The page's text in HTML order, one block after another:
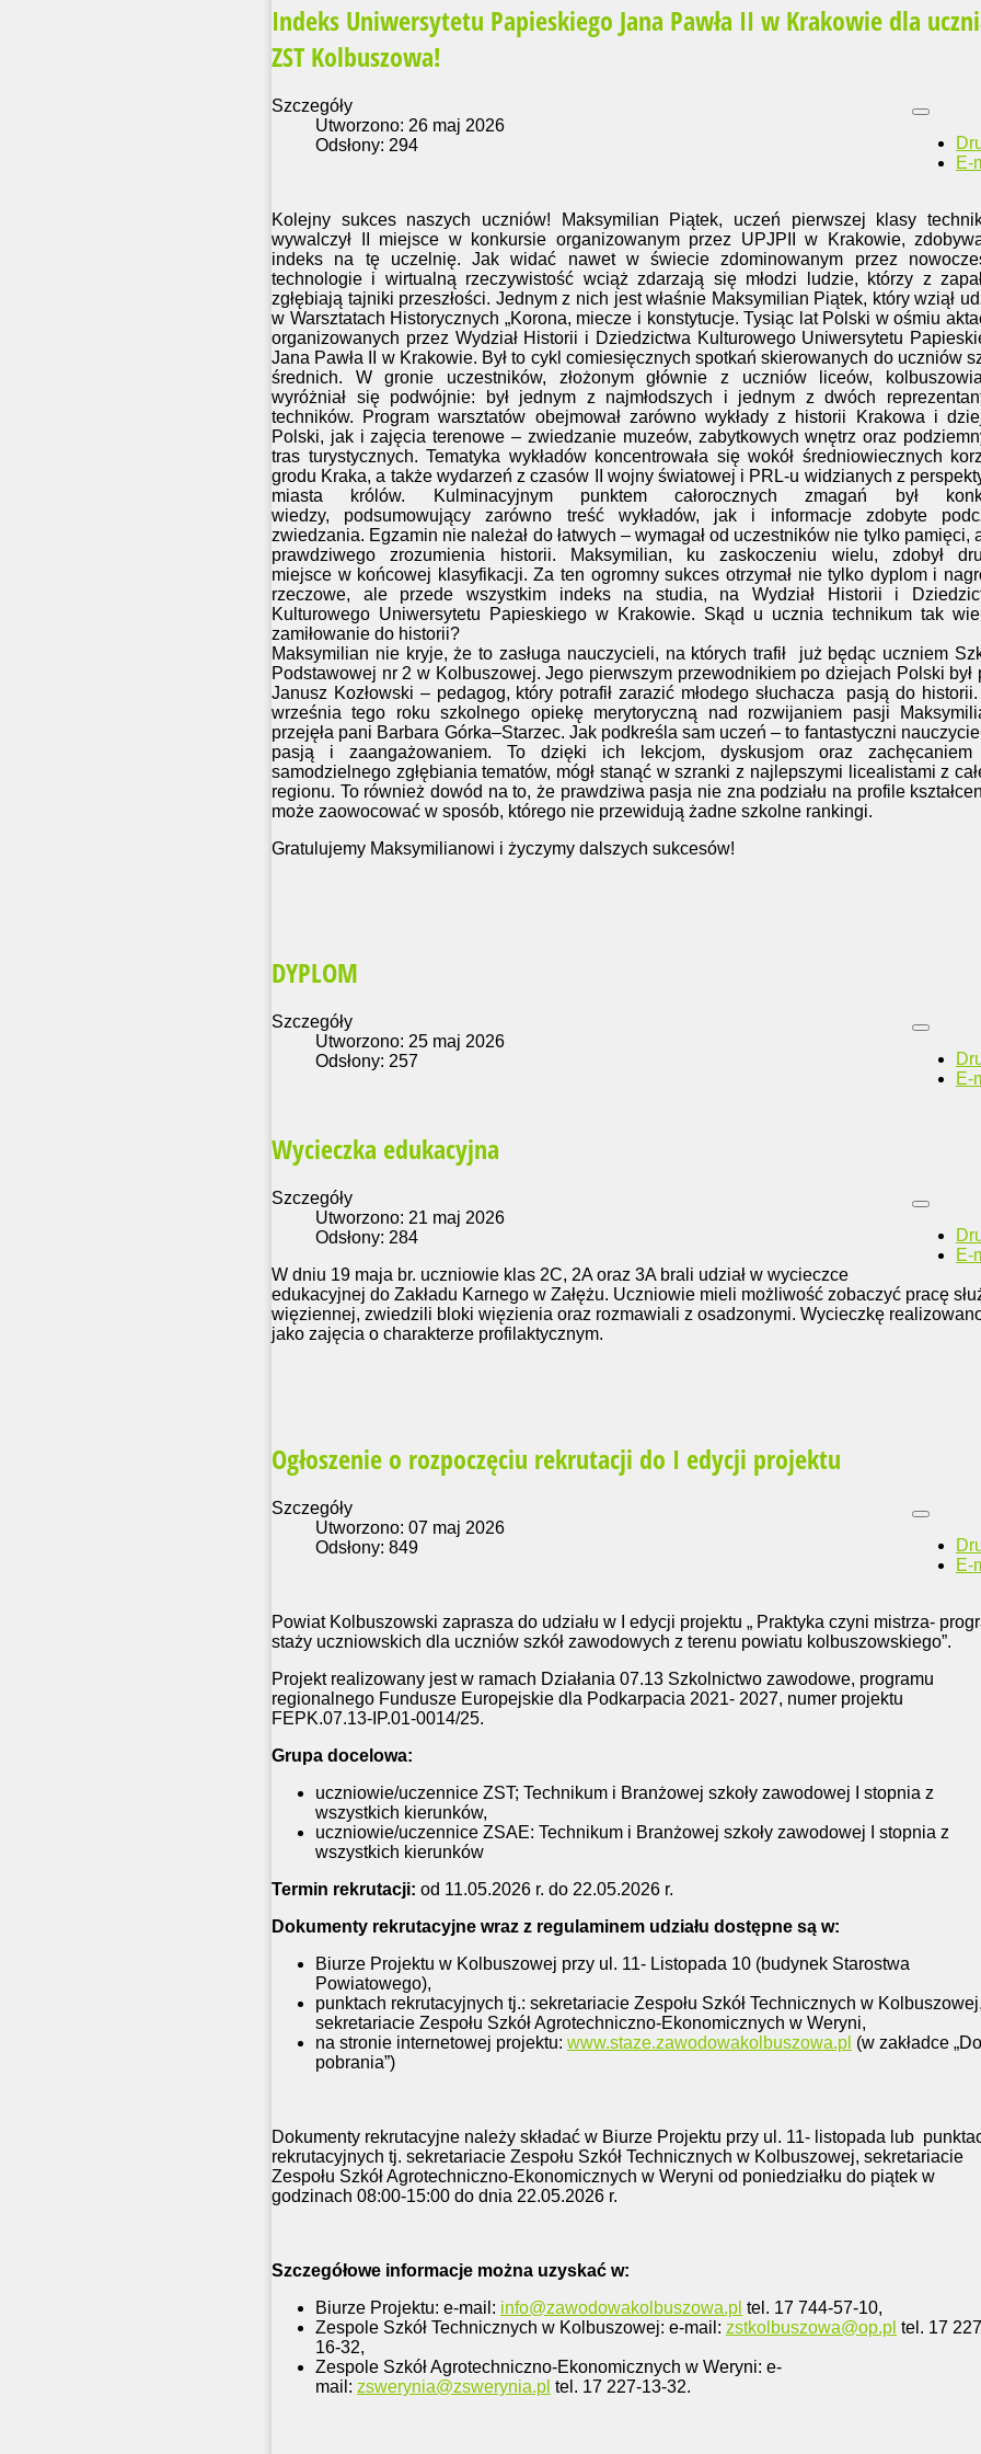
Indeks Uniwersytetu Papieskiego Jana Pawła II w Krakowie dla
ZST Kolbuszowa!
E-
Szczegóły
Utworzono: 26 maj 2026
Odsłony: 294
Kolejny sukces naszych uczniów! Maksymilian Piątek, uczeń pierwszej klasy
wywalczył II miejsce w konkursie organizowanym przez UPJPII w Krakowie,
indeks na tę uczelnię. Jak widać nawet w świecie zdominowanym przez
technologie i wirtualną rzeczywistość wciąż zdarzają się młodzi ludzie, którzy z
zgłębiają tajniki przeszłości. Jednym z nich jest właśnie Maksymilian Piątek, który wziął
w Warsztatach Historycznych „Korona, miecze i konstytucje. Tysiąc lat Polski w ośmiu
organizowanych przez Wydział Historii i Dziedzictwa Kulturowego Uniwersytetu
Jana Pawła II w Krakowie. Był to cykl comiesięcznych spotkań skierowanych do uczniów
średnich. W gronie uczestników, złożonym głównie z uczniów liceów,
wyróżniał się podwójnie: był jednym z najmłodszych i jednym z dwóch
techników. Program warsztatów obejmował zarówno wykłady z historii Krakowa i
Polski, jak i zajęcia terenowe – zwiedzanie muzeów, zabytkowych wnętrz oraz
tras turystycznych. Tematyka wykładów koncentrowała się wokół średniowiecznych
grodu Kraka, a także wydarzeń z czasów II wojny światowej i PRL-u widzianych z
miasta królów. Kulminacyjnym punktem całorocznych zmagań był
wiedzy, podsumowujący zarówno treść wykładów, jak i informacje zdobyte
zwiedzania. Egzamin nie należał do łatwych – wymagał od uczestników nie tylko pamięci,
prawdziwego zrozumienia historii. Maksymilian, ku zaskoczeniu wielu, zdobył
miejsce w końcowej klasyfikacji. Za ten ogromny sukces otrzymał nie tylko dyplom i
rzeczowe, ale przede wszystkim indeks na studia, na Wydział Historii i
Kulturowego Uniwersytetu Papieskiego w Krakowie. Skąd u ucznia technikum tak
zamiłowanie do historii?
Maksymilian nie kryje, że to zasługa nauczycieli, na których trafił
już będąc uczniem
Podstawowej nr 2 w Kolbuszowej. Jego pierwszym przewodnikiem po dziejach Polski był
Janusz Kozłowski – pedagog, który potrafił zarazić młodego słuchacza
pasją do historii.
września tego roku szkolnego opiekę merytoryczną nad rozwijaniem pasji
przejęła pani Barbara Górka–Starzec. Jak podkreśla sam uczeń – to fantastyczni
pasją i zaangażowaniem. To dzięki ich lekcjom, dyskusjom oraz
samodzielnego zgłębiania tematów, mógł stanąć w szranki z najlepszymi licealistami z
regionu. To również dowód na to, że prawdziwa pasja nie zna podziału na profile
może zaowocować w sposób, którego nie przewidują żadne szkolne rankingi.
Gratulujemy Maksymilianowi i życzymy dalszych sukcesów!
DYPLOM
E-
Szczegóły
Utworzono: 25 maj 2026
Odsłony: 257
Wycieczka edukacyjna
E-
Szczegóły
Utworzono: 21 maj 2026
Odsłony: 284
W dniu 19 maja br. uczniowie klas 2C, 2A oraz 3A brali udział w wycieczce
edukacyjnej do Zakładu Karnego w Załężu. Uczniowie mieli możliwość zobaczyć pracę
więziennej, zwiedzili bloki więzienia oraz rozmawiali z osadzonymi. Wycieczkę
jako zajęcia o charakterze profilaktycznym.
Ogłoszenie o rozpoczęciu rekrutacji do I edycji projektu
E-
Szczegóły
Utworzono: 07 maj 2026
Odsłony: 849
Powiat Kolbuszowski zaprasza do udziału w I edycji projektu „ Praktyka czyni mistrza-
staży uczniowskich dla uczniów szkół zawodowych z terenu powiatu kolbuszowskiego”.
Projekt realizowany jest w ramach Działania 07.13 Szkolnictwo zawodowe, programu
regionalnego Fundusze Europejskie dla Podkarpacia 2021- 2027, numer projektu
FEPK.07.13-IP.01-0014/25.
Grupa docelowa:
uczniowie/uczennice ZST; Technikum i Branżowej szkoły zawodowej I stopnia z
wszystkich kierunków,
uczniowie/uczennice ZSAE: Technikum i Branżowej szkoły zawodowej I stopnia z
wszystkich kierunków
Termin rekrutacji: od 11.05.2026 r. do 22.05.2026 r.
Dokumenty rekrutacyjne wraz z regulaminem udziału dostępne są w:
Biurze Projektu w Kolbuszowej przy ul. 11- Listopada 10 (budynek Starostwa
Powiatowego),
punktach rekrutacyjnych tj.: sekretariacie Zespołu Szkół Technicznych w Kolbuszowej,
sekretariacie Zespołu Szkół Agrotechniczno-Ekonomicznych w Weryni,
na stronie internetowej projektu: www.staze.zawodowakolbuszowa.pl (w zakładce „Do
pobrania”)
Dokumenty rekrutacyjne należy składać w Biurze Projektu przy ul. 11- listopada lub
rekrutacyjnych tj. sekretariacie Zespołu Szkół Technicznych w Kolbuszowej, sekretariacie
Zespołu Szkół Agrotechniczno-Ekonomicznych w Weryni od poniedziałku do piątek w
godzinach 08:00-15:00 do dnia 22.05.2026 r.
Szczegółowe informacje można uzyskać w:
Biurze Projektu: e-mail: info@zawodowakolbuszowa.pl tel. 17 744-57-10,
Zespole Szkół Technicznych w Kolbuszowej: e-mail: zstkolbuszowa@op.pl tel. 17
16-32,
Zespole Szkół Agrotechniczno-Ekonomicznych w Weryni: e-
mail: zswerynia@zswerynia.pl tel. 17 227-13-32.